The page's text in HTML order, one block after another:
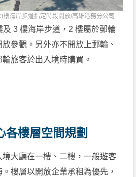
3樓海岸步道指定時段開放/高雄港務分公司
及 3 樓海岸步道，2 樓屬於郵輪
參觀。另外亦不開放上郵輪、
旅客於出入境時購買。
各樓層空間規劃
大廳在一樓、二樓，一般遊客
樓層以開放企業承租為優先，